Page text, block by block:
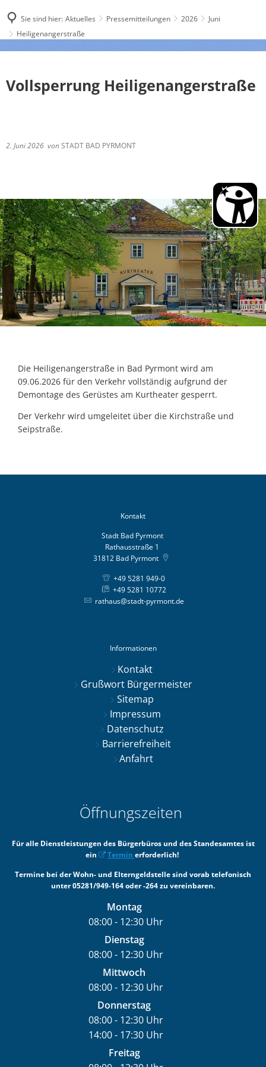
Sie sind hier: Aktuelles Pressemitteilungen 2026
Juni
Heiligenangerstraße
Vollsperrung Heiligenangerstraße
2. Juni 2026 vonSTADT BAD PYRMONT
Die Heiligenangerstraße in Bad Pyrmont wird am
09.06.2026 für den Verkehr vollständig aufgrund der
Demontage des Gerüstes am Kurtheater gesperrt.
Der Verkehr wird umgeleitet über die Kirchstraße und
Seipstraße.
Kontakt
Stadt Bad Pyrmont
Rathausstraße 1
31812 Bad Pyrmont
+49 5281 949-0
+49 5281 10772
rathaus@stadt-pyrmont.de
Informationen
Kontakt
Grußwort Bürgermeister
Sitemap
Impressum
Datenschutz
Barrierefreiheit
Anfahrt
Öffnungszeiten
Für alle Dienstleistungen des Bürgerbüros und des Standesamtes ist
ein
Termin erforderlich!
Termine bei der Wohn- und Elterngeldstelle sind vorab telefonisch
unter 05281/949-164 oder -264 zu vereinbaren.
Montag
08:00- 12:30Uhr
Von 08:00 bis 12:30 Uhr
Dienstag
08:00- 12:30Uhr
Von 08:00 bis 12:30 Uhr
Mittwoch
08:00- 12:30Uhr
Von 08:00 bis 12:30 Uhr
Donnerstag
08:00- 12:30Uhr
Von 08:00 bis 12:30 Uhr
14:00- 17:30Uhr
Von 14:00 bis 17:30 Uhr
Freitag